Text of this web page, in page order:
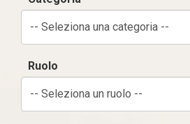
-- Seleziona una categoria --
Ruolo
-- Seleziona un ruolo --